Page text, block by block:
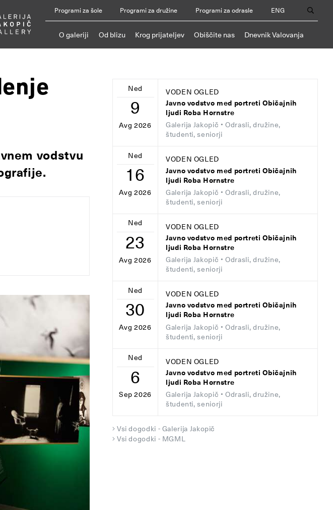
Programi za šole Programi za družine Programi za odrasle ENG
O galeriji Od blizu Krog prijateljev Obiščite nas Dnevnik Valovanja
vodstvu
Ned
9
Avg 2026
VODEN OGLED
Javno vodstvo med portreti Običajnih
ljudi Roba Hornstre
Galerija Jakopič • Odrasli, družine,
študenti, seniorji
Ned
16
Avg 2026
VODEN OGLED
Javno vodstvo med portreti Običajnih
ljudi Roba Hornstre
Galerija Jakopič • Odrasli, družine,
študenti, seniorji
Ned
23
Avg 2026
VODEN OGLED
Javno vodstvo med portreti Običajnih
ljudi Roba Hornstre
Galerija Jakopič • Odrasli, družine,
študenti, seniorji
Ned
30
Avg 2026
VODEN OGLED
Javno vodstvo med portreti Običajnih
ljudi Roba Hornstre
Galerija Jakopič • Odrasli, družine,
študenti, seniorji
Ned
6
Sep 2026
VODEN OGLED
Javno vodstvo med portreti Običajnih
ljudi Roba Hornstre
Galerija Jakopič • Odrasli, družine,
študenti, seniorji
Vsi dogodki - Galerija Jakopič
Vsi dogodki - MGML